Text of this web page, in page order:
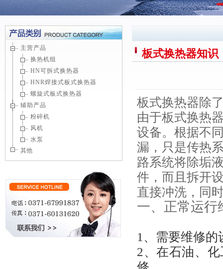
主营产品
换热机组
HN可拆式换热器
HNR焊接式板式换热器
螺旋式板式换热器
辅助产品
粉碎机
风机
水泵
其他
板式换热器知识
板式换热器除
由于板式换热
设备。根据不
漏，只是传热
路系统将除垢
件，而且拆开
直接冲洗，同
一、正常运行
1、需要维修
2、在石油、